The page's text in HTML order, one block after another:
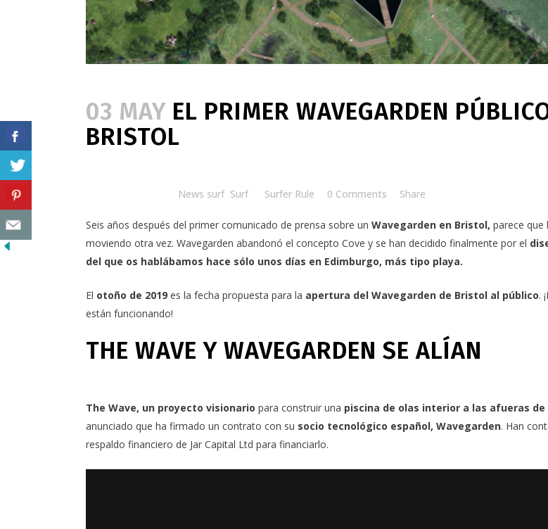
03 MAY EL PRIMER WAVEGARDEN
BRISTOL
News surf Surf Surfer Rule 0 Comments Share
Seis años después del primer comunicado de prensa sobre un Wavegarden en Bristol, parece que
moviendo otra vez. Wavegarden abandonó el concepto Cove y se han decidido finalmente por el
del que os hablábamos hace sólo unos días en Edimburgo, más tipo playa.
El otoño de 2019 es la fecha propuesta para la apertura del Wavegarden de Bristol al público.
están funcionando!
THE WAVE Y WAVEGARDEN SE ALÍAN
The Wave, un proyecto visionario para construir una piscina de olas interior a las afueras
anunciado que ha firmado un contrato con su socio tecnológico español, Wavegarden. Han
respaldo financiero de Jar Capital Ltd para financiarlo.